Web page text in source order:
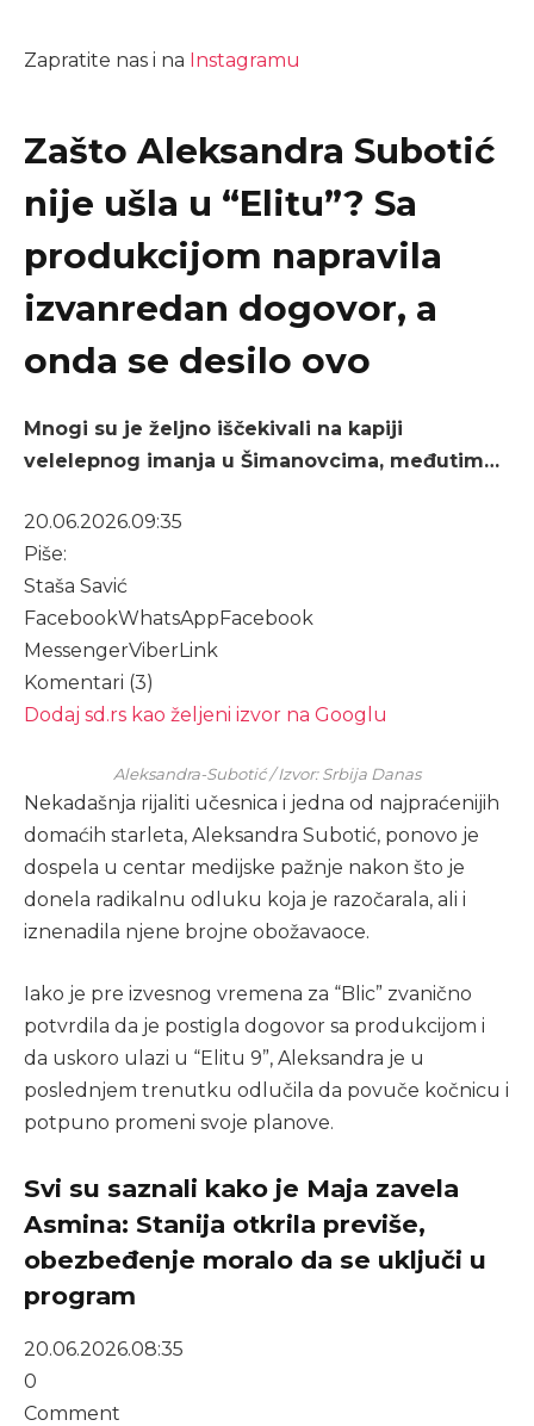
Zapratite nas i na Instagramu
Zašto Aleksandra Subotić
nije ušla u “Elitu”? Sa
produkcijom napravila
izvanredan dogovor, a
onda se desilo ovo
Mnogi su je željno iščekivali na kapiji
velelepnog imanja u Šimanovcima, međutim…
20.06.2026.09:35
Piše:
Staša Savić
FacebookWhatsApp Facebook
MessengerViberLink
Komentari (3)
Dodaj sd.rs kao željeni izvor na Googlu
Aleksandra-Subotić / Izvor: Srbija Danas
Nekadašnja rijaliti učesnica i jedna od najpraćenijih
domaćih starleta, Aleksandra Subotić, ponovo je
dospela u centar medijske pažnje nakon što je
donela radikalnu odluku koja je razočarala, ali i
iznenadila njene brojne obožavaoce.
Iako je pre izvesnog vremena za “Blic” zvanično
potvrdila da je postigla dogovor sa produkcijom i
da uskoro ulazi u “Elitu 9”, Aleksandra je u
poslednjem trenutku odlučila da povuče kočnicu i
potpuno promeni svoje planove.
Svi su saznali kako je Maja zavela
Asmina: Stanija otkrila previše,
obezbeđenje moralo da se uključi u
program
20.06.2026.08:35
0
Comment